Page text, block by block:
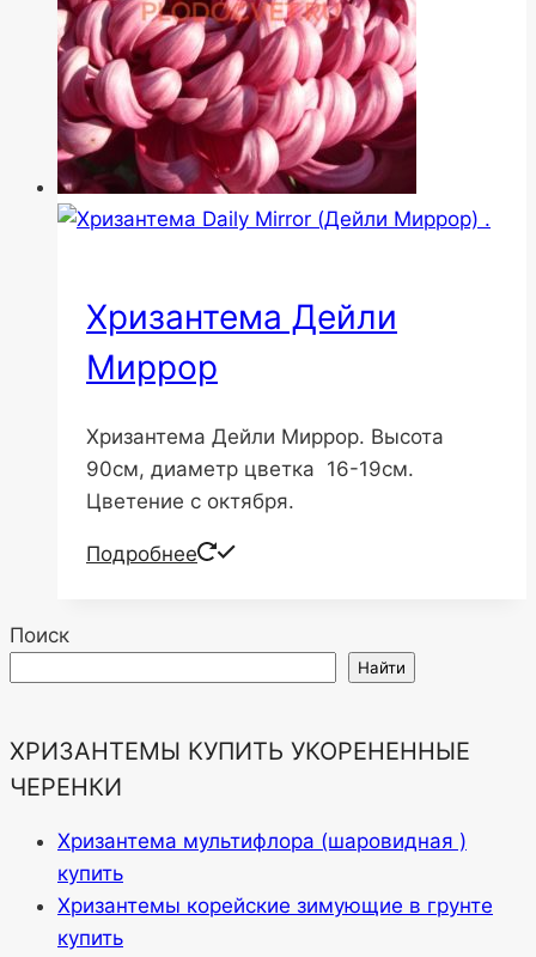
Хризантема Дейли
Миррор
Хризантема Дейли Миррор. Высота
90см, диаметр цветка 16-19см.
Цветение с октября.
Подробнее
Поиск
Найти
ХРИЗАНТЕМЫ КУПИТЬ УКОРЕНЕННЫЕ
ЧЕРЕНКИ
Хризантема мультифлора (шаровидная )
купить
Хризантемы корейские зимующие в грунте
купить